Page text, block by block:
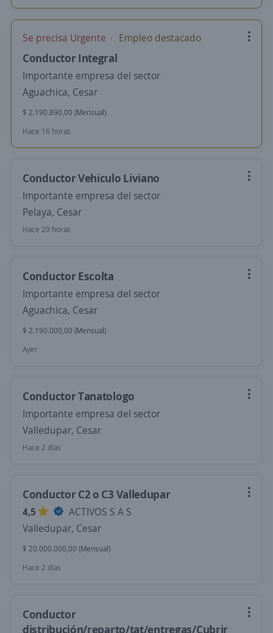
Se precisa Urgente Empleo destacado
Conductor Integral
Importante empresa del sector
Aguachica, Cesar
$ 2.190.890,00 (Mensual)
Hace 16 horas
Conductor Vehiculo Liviano
Importante empresa del sector
Pelaya, Cesar
Hace 20 horas
Conductor Escolta
Importante empresa del sector
Aguachica, Cesar
$ 2.190.000,00 (Mensual)
Ayer
Conductor Tanatologo
Importante empresa del sector
Valledupar, Cesar
Hace 2 días
Conductor C2 o C3 Valledupar
4,5
ACTIVOS S A S
Valledupar, Cesar
$ 20.000.000,00 (Mensual)
Hace 2 días
Conductor
distribución/reparto/tat/entregas/Cubrir